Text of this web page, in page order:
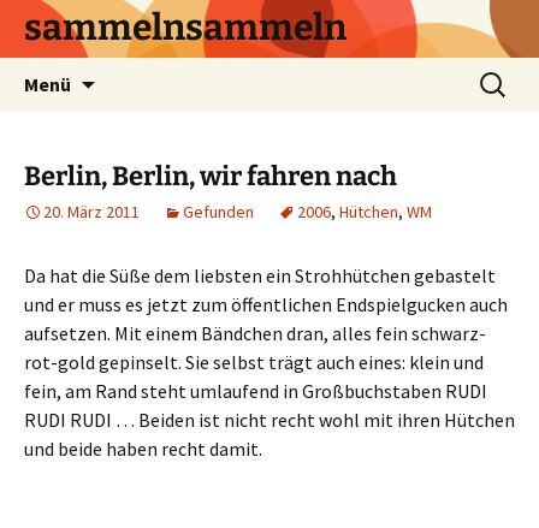
sammelnsammeln
Menü
Suchen
nach:
Berlin, Berlin, wir fahren nach
20. März 2011 Gefunden 2006, Hütchen, WM
Da hat die Süße dem liebsten ein Strohhütchen gebastelt
und er muss es jetzt zum öffentlichen Endspielgucken auch
aufsetzen. Mit einem Bändchen dran, alles fein schwarz-
rot-gold gepinselt. Sie selbst trägt auch eines: klein und
fein, am Rand steht umlaufend in Großbuchstaben RUDI
RUDI RUDI … Beiden ist nicht recht wohl mit ihren Hütchen
und beide haben recht damit.